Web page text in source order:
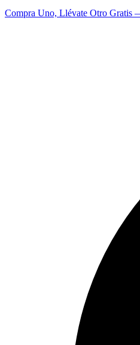
Compra Uno, Llévate Otro Gratis